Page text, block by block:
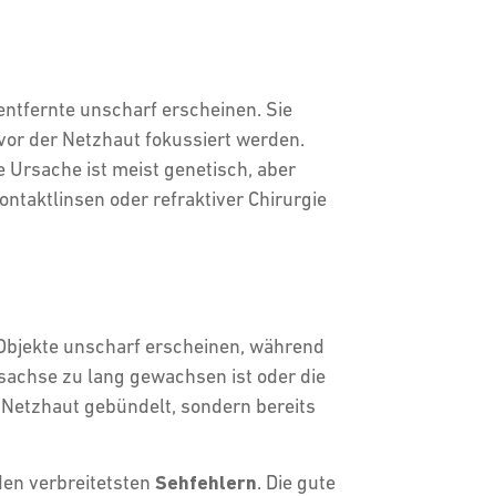
unscharf erscheinen. Sie
der Netzhaut fokussiert werden.
Ursache ist meist genetisch, aber
oder refraktiver Chirurgie
unscharf erscheinen, während
zu lang gewachsen ist oder die
gebündelt, sondern bereits
verbreitetsten Sehfehlern. Die gute